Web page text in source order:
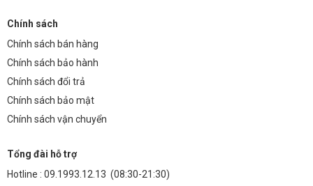
Chính sách
Chính sách bán hàng
Chính sách bảo hành
Chính sách đổi trả
Chính sách bảo mật
Chính sách vận chuyển
Tổng đài hỗ trợ
Hotline : 09.1993.12.13 (08:30-21:30)